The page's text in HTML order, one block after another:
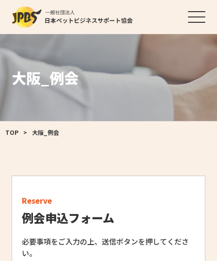
大阪_例会
TOP > 大阪_例会
Reserve
例会申込フォーム
必要事項をご入力の上、送信ボタンを押してくださ
い。